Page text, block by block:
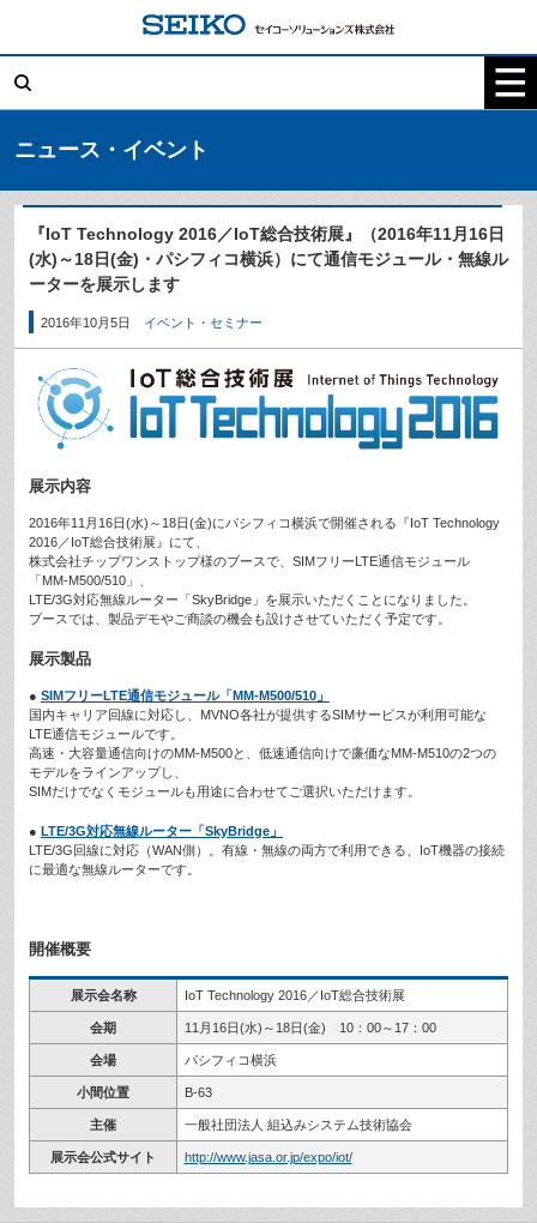
索:
ニュース・イベント
『IoT Technology 2016／IoT総合技術展』（2016年11月16日
(水)～18日(金)・パシフィコ横浜）にて通信モジュール・無線ル
ーターを展示します
2016年10月5日 イベント・セミナー
展示内容
2016年11月16日(水)～18日(金)にパシフィコ横浜で開催される『IoT Technology
2016／IoT総合技術展』にて、
株式会社チップワンストップ様のブースで、SIMフリーLTE通信モジュール
「MM-M500/510」、
LTE/3G対応無線ルーター「SkyBridge」を展示いただくことになりました。
ブースでは、製品デモやご商談の機会も設けさせていただく予定です。
展示製品
● SIMフリーLTE通信モジュール「MM-M500/510」
国内キャリア回線に対応し、MVNO各社が提供するSIMサービスが利用可能な
LTE通信モジュールです。
高速・大容量通信向けのMM-M500と、低速通信向けで廉価なMM-M510の2つの
モデルをラインアップし、
SIMだけでなくモジュールも用途に合わせてご選択いただけます。
● LTE/3G対応無線ルーター「SkyBridge」
LTE/3G回線に対応（WAN側）。有線・無線の両方で利用できる、IoT機器の接続
に最適な無線ルーターです。
開催概要
展示会名称 IoT Technology 2016／IoT総合技術展
会期 11月16日(水)～18日(金) 10：00～17：00
会場 パシフィコ横浜
小間位置 B-63
主催 一般社団法人 組込みシステム技術協会
展示会公式サイト http://www.jasa.or.jp/expo/iot/